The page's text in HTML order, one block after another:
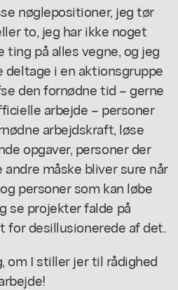
nøglepositioner, jeg tør
to, jeg har ikke noget
på alles vegne, og jeg
i en aktionsgruppe
den fornødne tid – gerne
arbejde – personer
arbejdskraft, løse
opgaver, personer der
andre måske bliver sure når
personer som kan løbe
se projekter falde på
for desillusionerede af det.
om I stiller jer til rådighed